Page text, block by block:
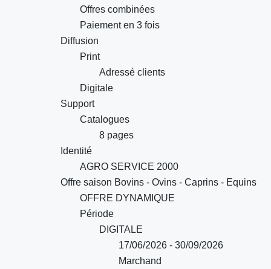
Offres combinées
Paiement en 3 fois
Diffusion
Print
Adressé clients
Digitale
Support
Catalogues
8 pages
Identité
AGRO SERVICE 2000
Offre saison Bovins - Ovins - Caprins - Equins
OFFRE DYNAMIQUE
Période
DIGITALE
17/06/2026 - 30/09/2026
Marchand